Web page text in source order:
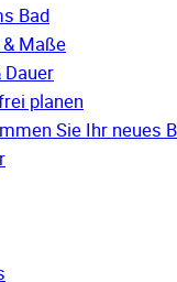
Bad
Maße
Dauer
planen
Sie Ihr neues